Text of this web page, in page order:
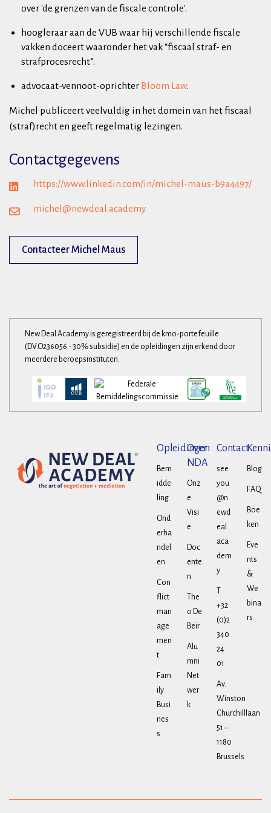
over 'de grenzen van de fiscale controle'.
hoogleraar aan de VUB waar hij verschillende fiscale
vakken doceert waaronder het vak “fiscaal straf- en
strafprocesrecht”.
advocaat-vennoot-oprichter Bloom Law.
Michel publiceert veelvuldig in het domein van het fiscaal
(straf)recht en geeft regelmatig lezingen.
Contactgegevens
https://www.linkedin.com/in/michel-maus-b9a4497/
michel@newdeal.academy
Contacteer Michel Maus
New Deal Academy is geregistreerd bij de kmo-portefeuille
(DV.O236056 - 30% subsidie) en de opleidingen zijn erkend door
meerdere beroepsinstituten.
Opleidingen
Bem
idde
ling
Ond
erha
ndel
en
Con
flict
man
age
men
t
Fam
ily
Busi
nes
s
Over
NDA
Onz
e
Visi
e
Doc
ente
n
The
o De
Beir
Alu
mni
Net
wer
k
Contact
see
you
@n
ewd
eal.
aca
dem
y
T.
+32
(0)2
340
24
01
Av.
Winston
Churchilllaan
51 –
1180
Brussels
Blog
FAQ
Boe
ken
Eve
nts
&
We
bina
rs